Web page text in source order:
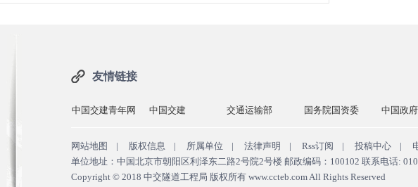
友情链接
中国交建青年网 中国交建 交通运输部 国务院国资委 中国政
网站地图 | 版权信息 | 所属单位 | 法律声明 | Rss订阅 | 投稿中心 |
单位地址：中国北京市朝阳区利泽东二路2号院2号楼 邮政编码：100102 联系电话:
Copyright © 2018 中交隧道工程局 版权所有 www.ccteb.com All Rights Reserved